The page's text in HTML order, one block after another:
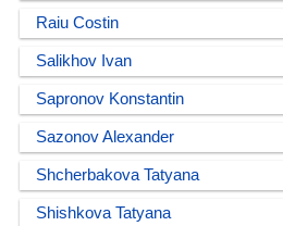
Raiu Costin
Salikhov Ivan
Sapronov Konstantin
Sazonov Alexander
Shcherbakova Tatyana
Shishkova Tatyana